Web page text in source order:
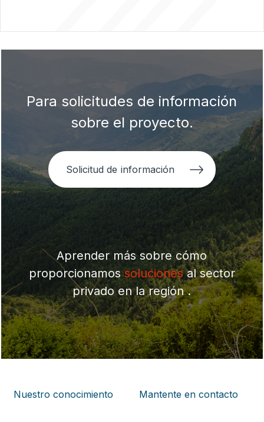
Para solicitudes de información
sobre el proyecto.
Solicitud de información
Aprender más sobre cómo
proporcionamossolucionesal sector
privado en la región .
Nuestro conocimiento Mantente en contacto